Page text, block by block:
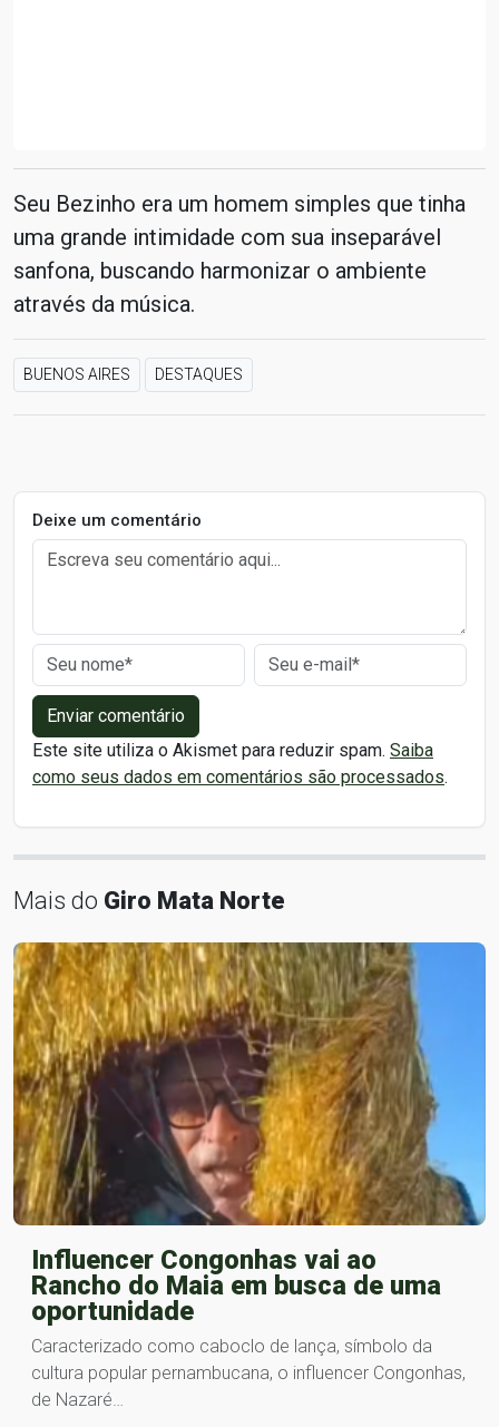
Seu Bezinho era um homem simples que tinha
uma grande intimidade com sua inseparável
sanfona, buscando harmonizar o ambiente
através da música.
BUENOS AIRES DESTAQUES
Deixe um comentário
Enviar comentário
Este site utiliza o Akismet para reduzir spam. Saiba
como seus dados em comentários são processados.
Mais do Giro Mata Norte
Influencer Congonhas vai ao
Rancho do Maia em busca de uma
oportunidade
Caracterizado como caboclo de lança, símbolo da
cultura popular pernambucana, o influencer Congonhas,
de Nazaré…